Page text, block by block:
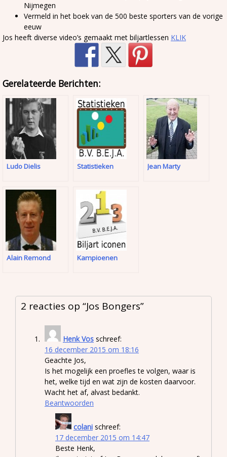
Nijmegen
Vermeld in het boek van de 500 beste sporters van de vorige
eeuw
Jos heeft diverse video’s gemaakt met biljartlessen KLIK
Gerelateerde Berichten:
Ludo Dielis Statistieken Jean Marty
Alain Remond Kampioenen
2 reacties op “Jos Bongers”
Henk Vos schreef:
16 december 2015 om 18:16
Geachte Jos,
Is het mogelijk een proefles te volgen, waar is
het, welke tijd en wat zijn de kosten daarvoor.
Wacht het af, alvast bedankt.
Beantwoorden
colani schreef:
17 december 2015 om 14:47
Beste Henk,